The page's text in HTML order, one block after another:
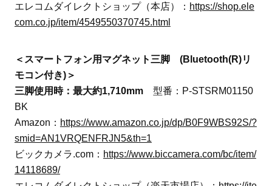
エレコムダイレクトショップ（本店）： https://shop.ele
com.co.jp/item/4549550370745.html
＜スマートフォン用マグネット三脚 (Bluetooth(R)リ
モコン付き)＞
三脚使用時：最大約1,710mm型番：P-STSRM01150
BK
Amazon： https://www.amazon.co.jp/dp/B0F9WBS92S/?
smid=AN1VRQENFRJN5&th=1
ビックカメラ.com： https://www.biccamera.com/bc/item/
14118689/